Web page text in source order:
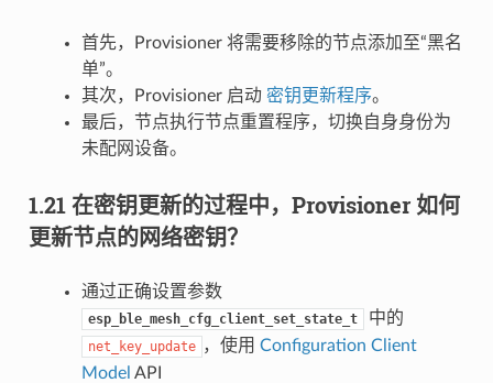
首先，Provisioner 将需要移除的节点添加至“黑名
单”。
其次，Provisioner 启动 密钥更新程序。
最后，节点执行节点重置程序，切换自身身份为
未配网设备。
1.21 在密钥更新的过程中，Provisioner 如何
更新节点的网络密钥？
通过正确设置参数
esp_ble_mesh_cfg_client_set_state_t 中的
net_key_update ，使用 Configuration Client
Model API